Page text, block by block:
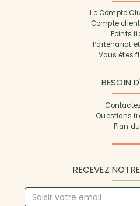
Le Compte
Compte
Points
Partenariat
Vous êtes
BESOIN
Questions
Plan
RECEVEZ